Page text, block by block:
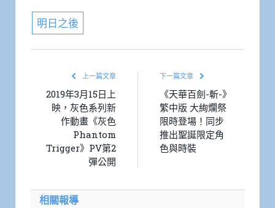
明日之後
上一篇文章
2019年3月15日上
映，灰色系列新
作動畫《灰色
Phantom
Trigger》PV第2
彈公開
下一篇文章
《天華百劍-斬-》
繁中版 大絢爛祭
限時登場！同步
推出聖誕限定角
色與時裝
相關報導